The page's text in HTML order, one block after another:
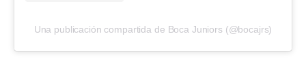
Una publicación compartida de Boca Juniors (@bocajrs)